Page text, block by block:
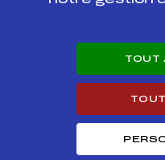
Pôle vie de
Enseignement
Carrières
TOUT